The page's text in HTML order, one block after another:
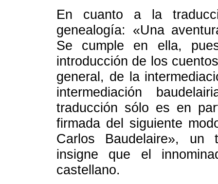
En cuanto a la
genealogía: «Una
Se cumple en ella,
introducción de los
general, de la
intermediación
traducción sólo es en
firmada del siguiente
Carlos Baudelaire», un
insigne que el
castellano.